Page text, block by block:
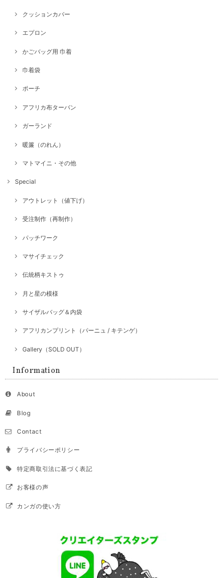
クッションカバー
エプロン
かごバッグ用 巾着
巾着袋
ポーチ
アフリカ布ターバン
ガーランド
暖簾（のれん）
マトマイニ・その他
Special
アウトレット（値下げ）
受注制作（再制作）
パッチワーク
マサイチェック
伝統柄キストゥ
月と星の模様
サイザルバッグ＆内袋
アフリカンプリント（パーニュ / キテンゲ）
Gallery（SOLD OUT）
Information
About
Blog
Contact
プライバシーポリシー
特定商取引法に基づく表記
お客様の声
カンガの使い方